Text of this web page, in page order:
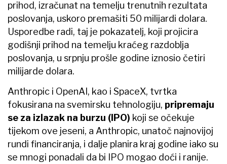
prihod, izračunat na temelju trenutnih rezultata
poslovanja, uskoro premašiti 50 milijardi dolara.
Usporedbe radi, taj je pokazatelj, koji projicira
godišnji prihod na temelju kraćeg razdoblja
poslovanja, u srpnju prošle godine iznosio četiri
milijarde dolara.
Anthropic i OpenAI, kao i SpaceX, tvrtka
fokusirana na svemirsku tehnologiju, pripremaju
se za izlazak na burzu (IPO) koji se očekuje
tijekom ove jeseni, a Anthropic, unatoč najnovijoj
rundi financiranja, i dalje planira kraj godine iako su
se mnogi ponadali da bi IPO mogao doći i ranije.